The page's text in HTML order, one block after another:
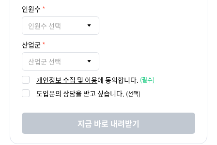
인원수
인원수 선택
산업군
산업군 선택
개인정보 수집 및 이용에 동의합니다. (필수)
도입문의 상담을 받고 싶습니다. (선택)
지금 바로 내려받기